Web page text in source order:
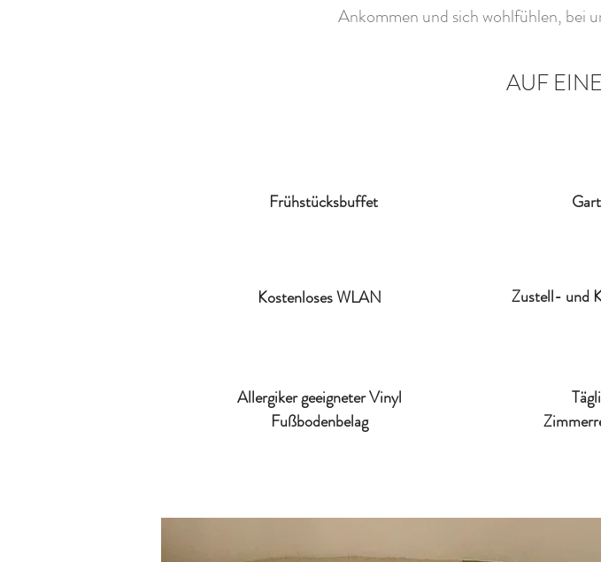
Ankommen und sich wohlfühlen, bei
AUF
Frühstücksbuffet
Kostenloses WLAN
Allergiker geeigneter Vinyl
Fußbodenbelag
Zustell- und